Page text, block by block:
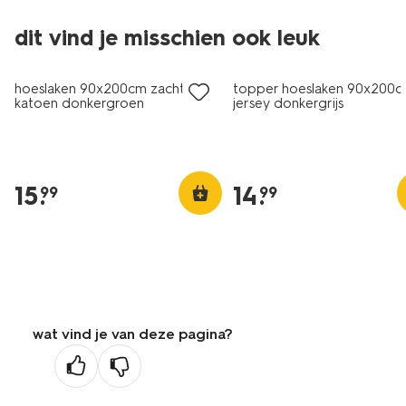
dit vind je misschien ook leuk
hoeslaken 90x200cm zacht
katoen donkergroen
15.
99
topper hoeslaken
jersey donkergrijs
14.
99
wat vind je van deze pagina?